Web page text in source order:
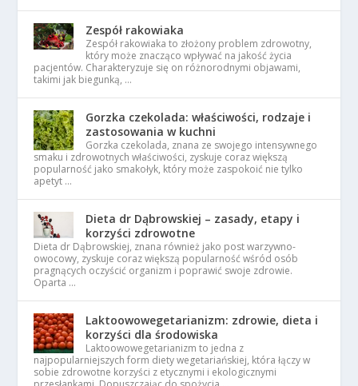
Zespół rakowiaka
Zespół rakowiaka to złożony problem zdrowotny,
który może znacząco wpływać na jakość życia
pacjentów. Charakteryzuje się on różnorodnymi objawami,
takimi jak biegunką, …
Gorzka czekolada: właściwości, rodzaje i
zastosowania w kuchni
Gorzka czekolada, znana ze swojego intensywnego
smaku i zdrowotnych właściwości, zyskuje coraz większą
popularność jako smakołyk, który może zaspokoić nie tylko
apetyt …
Dieta dr Dąbrowskiej – zasady, etapy i
korzyści zdrowotne
Dieta dr Dąbrowskiej, znana również jako post warzywno-
owocowy, zyskuje coraz większą popularność wśród osób
pragnących oczyścić organizm i poprawić swoje zdrowie.
Oparta …
Laktoowowegetarianizm: zdrowie, dieta i
korzyści dla środowiska
Laktoowowegetarianizm to jedna z
najpopularniejszych form diety wegetariańskiej, która łączy w
sobie zdrowotne korzyści z etycznymi i ekologicznymi